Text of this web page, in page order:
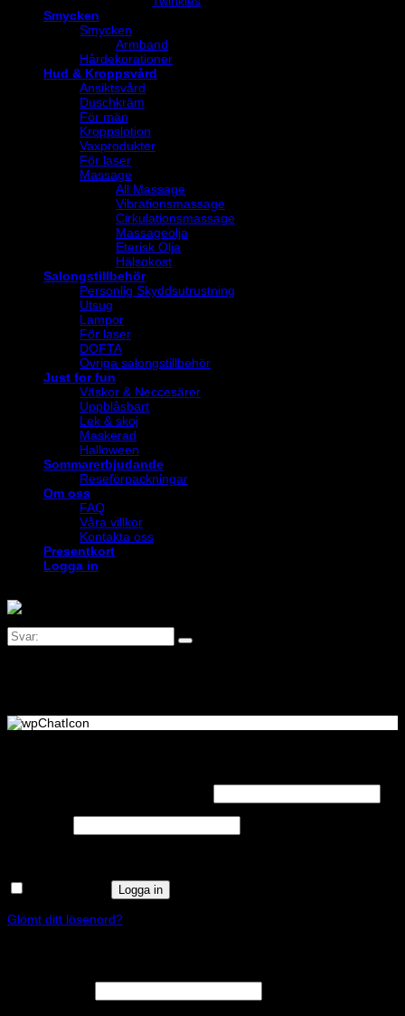
Smycken
Smycken
Armband
Hårdekorationer
Hud & Kroppsvård
Ansiktsvård
Duschkräm
För män
Kroppslotion
Vaxprodukter
För laser
Massage
All Massage
Vibrationsmassage
Cirkulationsmassage
Massageolja
Eterisk Olja
Hälsokost
Salongstillbehör
Personlig Skyddsutrustning
Utsug
Lampor
För laser
DOFTA
Övriga salongstillbehör
Just for fun
Väskor & Neccesärer
Uppblåsbart
Lek & skoj
Maskerad
Halloween
Sommarerbjudande
Reseförpackningar
Om oss
FAQ
Våra villkor
Kontakta oss
Presentkort
Logga in
Logga in
Glömt ditt lösenord?